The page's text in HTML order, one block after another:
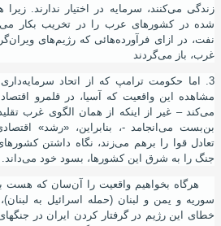
زندگی می‌کنند، سرمایه در اختیار ندارند. زیرا
شده در کشورهای عرب را در تخریب بکار
نفت، در ازای فرآورده‌هائی که رﮊیم‌های
غرب، باز می‌گردند
3. اما حکومت ترامپ که از اتحاد سرمایه‌داری
مشاهده این واقعیت که آسیا، در قلمرو اقتصاد
می‌کند – غیر از اینکه از همان الگوی غرب
بن‌بست می‌انجامد -، بنابراین، «رشد»
تعادل قوا را برهم می‌زند، نگاه داشتن
جنگ را به شرق این کشورها، بسود خود می‌داند.
هرگاه بخواهیم واقعیت را آن‌سان که هست
سوریه و یمن و لبنان (حمله اسرائیل به
خطای این رﮊیم در گرفتار کردن ایران در